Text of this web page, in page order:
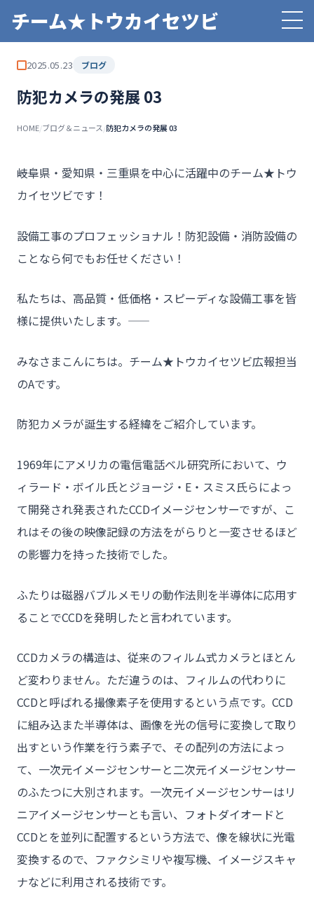
チーム★トウカイセツビ
2025.05.23 ブログ
防犯カメラの発展 03
HOME/ブログ＆ニュース/防犯カメラの発展 03
――岐阜県・愛知県・三重県を中心に活躍中のチーム★トウ
カイセツビです！
設備工事のプロフェッショナル！防犯設備・消防設備の
ことなら何でもお任せください！
私たちは、高品質・低価格・スピーディな設備工事を皆
様に提供いたします。――
みなさまこんにちは。チーム★トウカイセツビ広報担当
のAです。
防犯カメラが誕生する経緯をご紹介しています。
1969年にアメリカの電信電話ベル研究所において、ウ
ィラード・ボイル氏とジョージ・E・スミス氏らによっ
て開発され発表されたCCDイメージセンサーですが、こ
れはその後の映像記録の方法をがらりと一変させるほど
の影響力を持った技術でした。
ふたりは磁器バブルメモリの動作法則を半導体に応用す
ることでCCDを発明したと言われています。
CCDカメラの構造は、従来のフィルム式カメラとほとん
ど変わりません。ただ違うのは、フィルムの代わりに
CCDと呼ばれる撮像素子を使用するという点です。CCD
に組み込また半導体は、画像を光の信号に変換して取り
出すという作業を行う素子で、その配列の方法によっ
て、一次元イメージセンサーと二次元イメージセンサー
のふたつに大別されます。一次元イメージセンサーはリ
ニアイメージセンサーとも言い、フォトダイオードと
CCDとを並列に配置するという方法で、像を線状に光電
変換するので、ファクシミリや複写機、イメージスキャ
ナなどに利用される技術です。